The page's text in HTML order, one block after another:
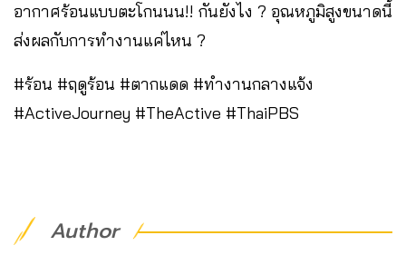
อากาศร้อนแบบตะโกนนน!! กันยังไง ? อุณหภูมิสูงขนาดนี้
ส่งผลกับการทำงานแค่ไหน ?
#ร้อน #ฤดูร้อน #ตากแดด #ทำงานกลางแจ้ง
#ActiveJourney #TheActive #ThaiPBS
Author